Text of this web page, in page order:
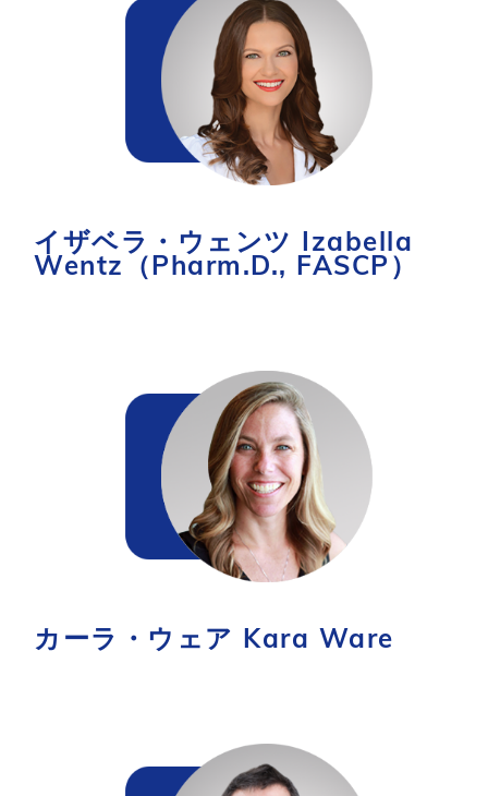
イザベラ・ウェンツ Izabella
Wentz（Pharm.D., FASCP）
カーラ・ウェア Kara Ware